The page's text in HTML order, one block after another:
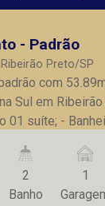
- Padrão
Preto/SP
com
Sul em Ribeirão
social; - Sala
serviço;
agendar uma
agilidade e
2
Banho
1